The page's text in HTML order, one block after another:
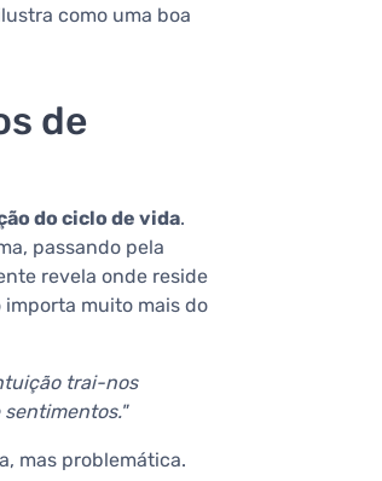
como uma boa
de
do ciclo de vida.
passando pela
revela onde reside
muito mais do
trai-nos
mas problemática.